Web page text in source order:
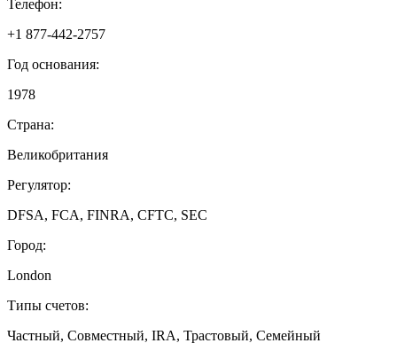
Телефон:
+1 877-442-2757
Год основания:
1978
Страна:
Великобритания
Регулятор:
DFSA, FCA, FINRA, CFTC, SEC
Город:
London
Типы счетов:
Частный, Совместный, IRA, Трастовый, Семейный